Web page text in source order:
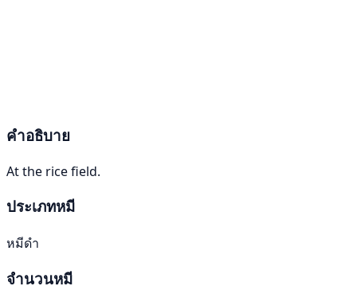
คำอธิบาย
At the rice field.
ประเภทหมี
หมีดำ
จำนวนหมี